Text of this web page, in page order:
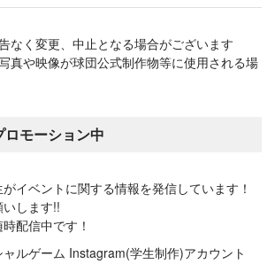
なく変更、中止となる場合がございます
真や映像が球団公式制作物等に使用される場
モーション中
イベントに関する情報を発信しています！
します!!
配信中です！
ルゲーム Instagram(学生制作)アカウント